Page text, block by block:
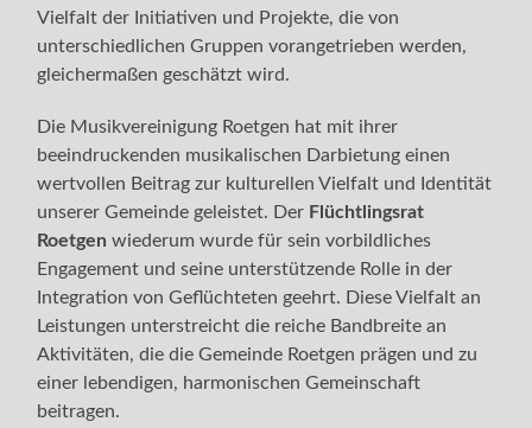
Vielfalt der Initiativen und Projekte, die von
unterschiedlichen Gruppen vorangetrieben werden,
gleichermaßen geschätzt wird.
Die Musikvereinigung Roetgen hat mit ihrer
beeindruckenden musikalischen Darbietung einen
wertvollen Beitrag zur kulturellen Vielfalt und Identität
unserer Gemeinde geleistet. Der Flüchtlingsrat
Roetgen wiederum wurde für sein vorbildliches
Engagement und seine unterstützende Rolle in der
Integration von Geflüchteten geehrt. Diese Vielfalt an
Leistungen unterstreicht die reiche Bandbreite an
Aktivitäten, die die Gemeinde Roetgen prägen und zu
einer lebendigen, harmonischen Gemeinschaft
beitragen.